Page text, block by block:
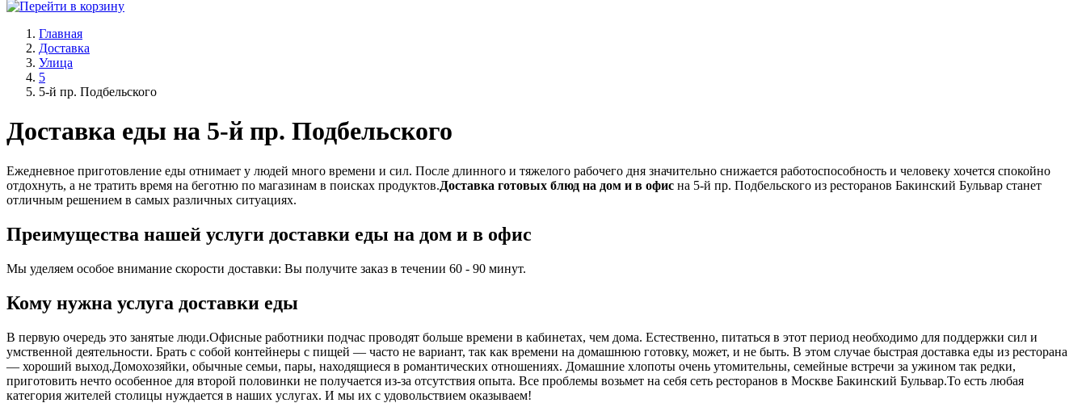
Главная
Доставка
Улица
5
5-й пр. Подбельского
Доставка еды на 5-й пр. Подбельского
Ежедневное приготовление еды отнимает у людей много времени и сил. После длинного и тяжелого рабочего дня значительно снижается работоспособность и человеку хочется спокойно
отдохнуть, а не тратить время на беготню по магазинам в поисках продуктов.Доставка готовых блюд на дом и в офис на 5-й пр. Подбельского из ресторанов Бакинский Бульвар станет
отличным решением в самых различных ситуациях.
Преимущества нашей услуги доставки еды на дом и в офис
Мы уделяем особое внимание скорости доставки: Вы получите заказ в течении 60 - 90 минут.
Кому нужна услуга доставки еды
В первую очередь это занятые люди.Офисные работники подчас проводят больше времени в кабинетах, чем дома. Естественно, питаться в этот период необходимо для поддержки сил и
умственной деятельности. Брать с собой контейнеры с пищей ― часто не вариант, так как времени на домашнюю готовку, может, и не быть. В этом случае быстрая доставка еды из ресторана
― хороший выход.Домохозяйки, обычные семьи, пары, находящиеся в романтических отношениях. Домашние хлопоты очень утомительны, семейные встречи за ужином так редки,
приготовить нечто особенное для второй половинки не получается из-за отсутствия опыта. Все проблемы возьмет на себя сеть ресторанов в Москве Бакинский Бульвар.То есть любая
категория жителей столицы нуждается в наших услугах. И мы их с удовольствием оказываем!